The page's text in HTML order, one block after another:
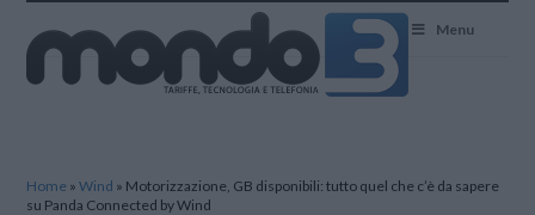
Menu
Home »Wind » Motorizzazione, GB disponibili: tutto quel che c’è da sapere
su Panda Connected by Wind